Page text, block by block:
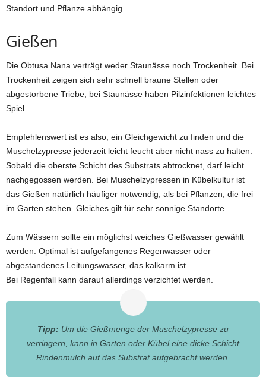
Standort und Pflanze abhängig.
Gießen
Die Obtusa Nana verträgt weder Staunässe noch Trockenheit. Bei
Trockenheit zeigen sich sehr schnell braune Stellen oder
abgestorbene Triebe, bei Staunässe haben Pilzinfektionen leichtes
Spiel.
Empfehlenswert ist es also, ein Gleichgewicht zu finden und die
Muschelzypresse jederzeit leicht feucht aber nicht nass zu halten.
Sobald die oberste Schicht des Substrats abtrocknet, darf leicht
nachgegossen werden. Bei Muschelzypressen in Kübelkultur ist
das Gießen natürlich häufiger notwendig, als bei Pflanzen, die frei
im Garten stehen. Gleiches gilt für sehr sonnige Standorte.
Zum Wässern sollte ein möglichst weiches Gießwasser gewählt
werden. Optimal ist aufgefangenes Regenwasser oder
abgestandenes Leitungswasser, das kalkarm ist.
Bei Regenfall kann darauf allerdings verzichtet werden.
Tipp: Um die Gießmenge der Muschelzypresse zu
verringern, kann in Garten oder Kübel eine dicke Schicht
Rindenmulch auf das Substrat aufgebracht werden.